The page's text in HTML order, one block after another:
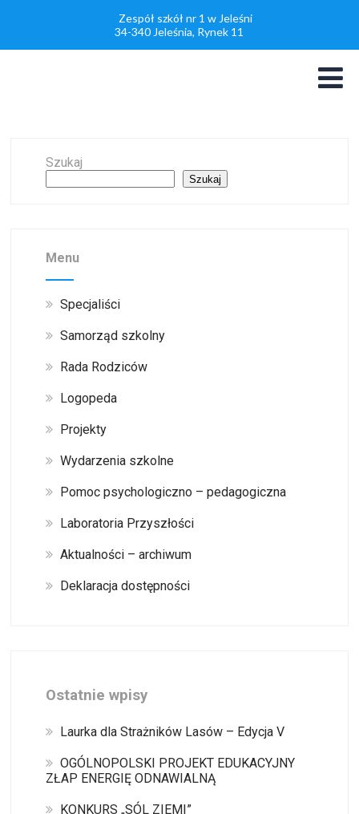
Zespół szkół nr 1 w Jeleśni
34-340 Jeleśnia, Rynek 11
Szukaj
Szukaj
Menu
Specjaliści
Samorząd szkolny
Rada Rodziców
Logopeda
Projekty
Wydarzenia szkolne
Pomoc psychologiczno – pedagogiczna
Laboratoria Przyszłości
Aktualności – archiwum
Deklaracja dostępności
Ostatnie wpisy
Laurka dla Strażników Lasów – Edycja V
OGÓLNOPOLSKI PROJEKT EDUKACYJNY
ZŁAP ENERGIĘ ODNAWIALNĄ
KONKURS „SÓL ZIEMI”